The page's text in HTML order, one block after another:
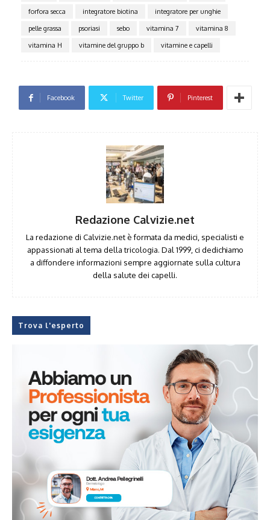
forfora secca
integratore biotina
integratore per unghie
pelle grassa
psoriasi sebo vitamina 7
vitamina 8
vitamina H
vitamine del gruppo b vitamine e capelli
Facebook Twitter Pinterest
Redazione Calvizie.net
La redazione di Calvizie.net è formata da medici, specialisti e
appassionati al tema della tricologia. Dal 1999, ci dedichiamo
a diffondere informazioni sempre aggiornate sulla cultura
della salute dei capelli.
Trova l'esperto